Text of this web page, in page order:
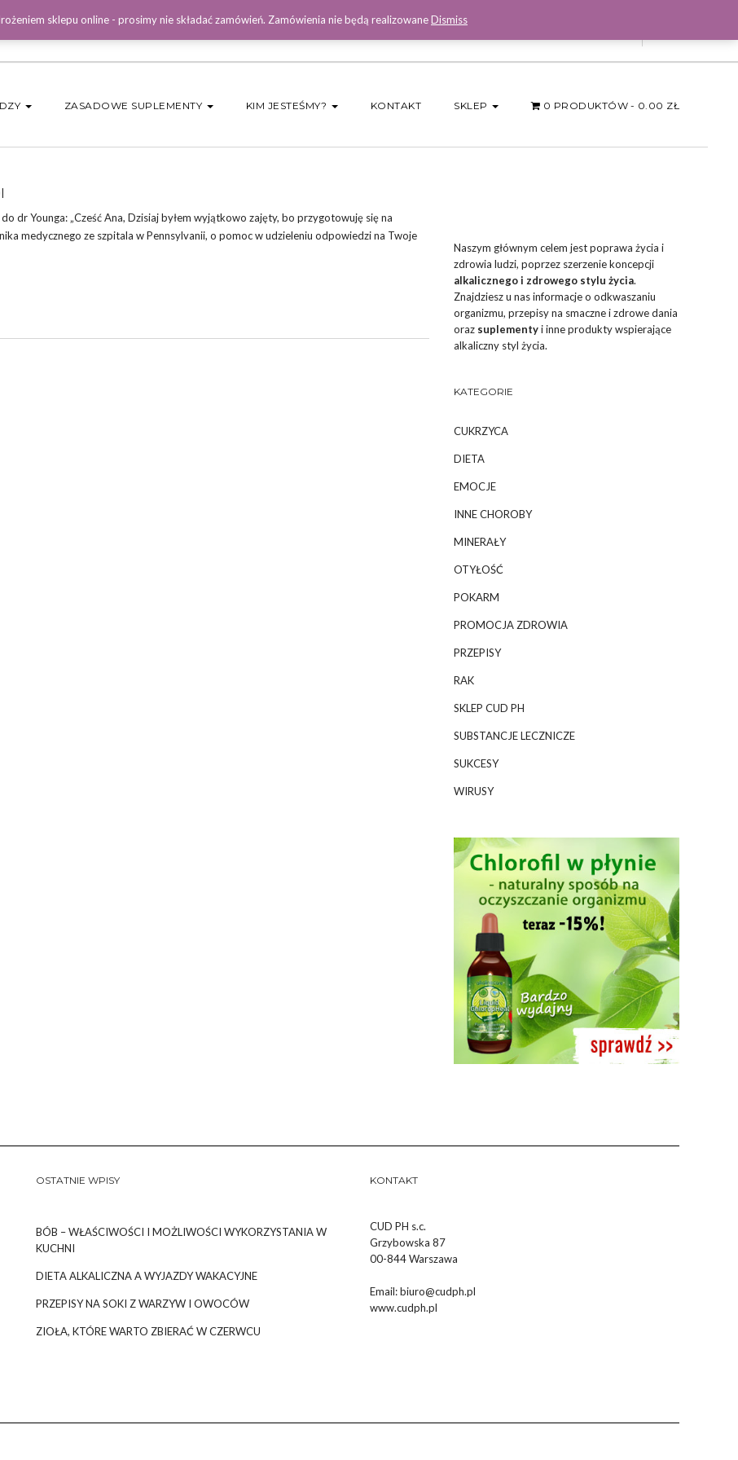
ZASADOWE SUPLEMENTY KIM JESTEŚMY? KONTAKT SKLEP 0 PRODUKTÓW 0.00 ZŁ
dr Younga: „Cześć Ana, Dzisiaj byłem wyjątkowo zajęty, bo przygotowuję się na
medycznego ze szpitala w Pennsylvanii, o pomoc w udzieleniu odpowiedzi na Twoje
Naszym głównym celem jest poprawa życia i
zdrowia ludzi, poprzez szerzenie koncepcji
alkalicznego i zdrowego stylu życia.
Znajdziesz u nas informacje o odkwaszaniu
organizmu, przepisy na smaczne i zdrowe dania
oraz suplementyi inne produkty wspierające
alkaliczny styl życia.
KATEGORIE
CUKRZYCA
DIETA
EMOCJE
INNE CHOROBY
MINERAŁY
OTYŁOŚĆ
POKARM
PROMOCJA ZDROWIA
PRZEPISY
RAK
SKLEP CUD PH
SUBSTANCJE LECZNICZE
SUKCESY
WIRUSY
OSTATNIE WPISY
BÓB – WŁAŚCIWOŚCI I MOŻLIWOŚCI WYKORZYSTANIA W
KUCHNI
DIETA ALKALICZNA A WYJAZDY WAKACYJNE
PRZEPISY NA SOKI Z WARZYW I OWOCÓW
ZIOŁA, KTÓRE WARTO ZBIERAĆ W CZERWCU
KONTAKT
CUD PH s.c.
Grzybowska 87
00-844 Warszawa
Email:biuro@cudph.pl
www.cudph.pl
sklepu online - prosimy nie składać zamówień. Zamówienia nie będą realizowaneDismiss